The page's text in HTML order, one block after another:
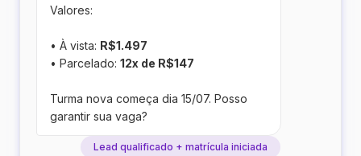
Valores:
• À vista: R$1.497
• Parcelado: 12x de R$147
Turma nova começa dia 15/07. Posso
garantir sua vaga?
Lead qualificado + matrícula iniciada